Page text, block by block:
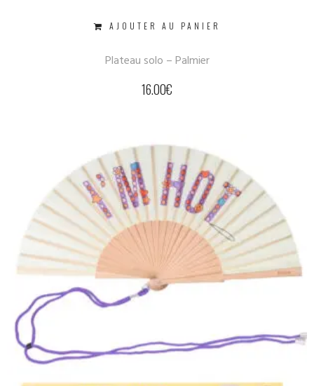
AJOUTER AU PANIER
Plateau solo – Palmier
16.00€